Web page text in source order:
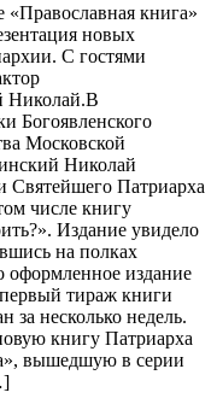
«Православная книга»
новых
С гостями
Николай.В
Богоявленского
Московской
Николай
Святейшего Патриарха
числе книгу
Издание увидело
на полках
оформленное издание
тираж книги
за несколько недель.
книгу Патриарха
вышедшую в серии